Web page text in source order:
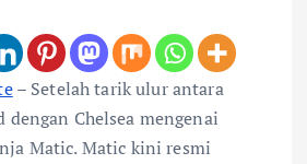
– Setelah tarik ulur antara
Chelsea mengenai
Matic. Matic kini resmi